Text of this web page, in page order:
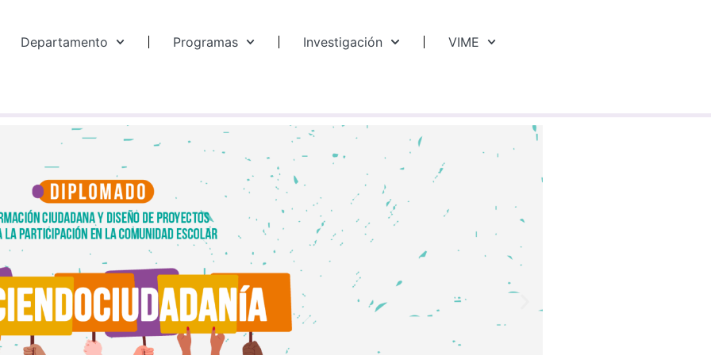
Departamento Programas Investigación VIME